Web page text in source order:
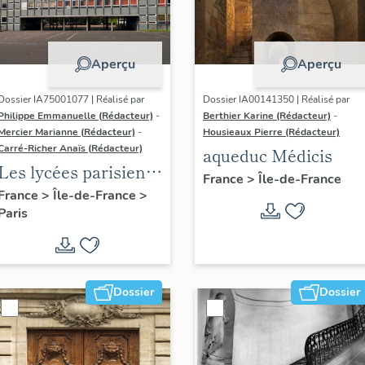
Aperçu
IA75001077 | Réalisé par
Emmanuelle (Rédacteur) -
Marianne (Rédacteur) -
Richer Anaïs (Rédacteur)
lycées parisiens
Jean-Claude
et Roger
> Île-de-France >
Aperçu
Dossier IA00141350 | Réalisé par
Berthier Karine (Rédacteur) -
Housieaux Pierre (Rédacteur)
aqueduc Médicis
France > Île-de-France
Dossier Dossier